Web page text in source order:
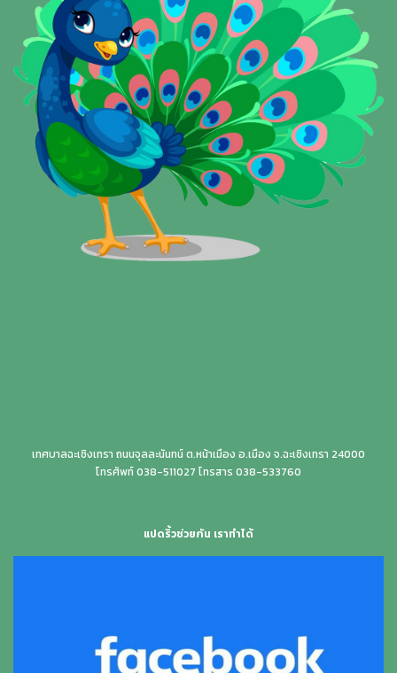
เทศบาลฉะเชิงเทรา ถนนจุลละนันทน์ ต.หน้าเมือง อ.เมือง จ.ฉะเชิงเทรา 24000
โทรศัพท์ 038-511027 โทรสาร 038-533760
แปดริ้วช่วยกัน เราทำได้